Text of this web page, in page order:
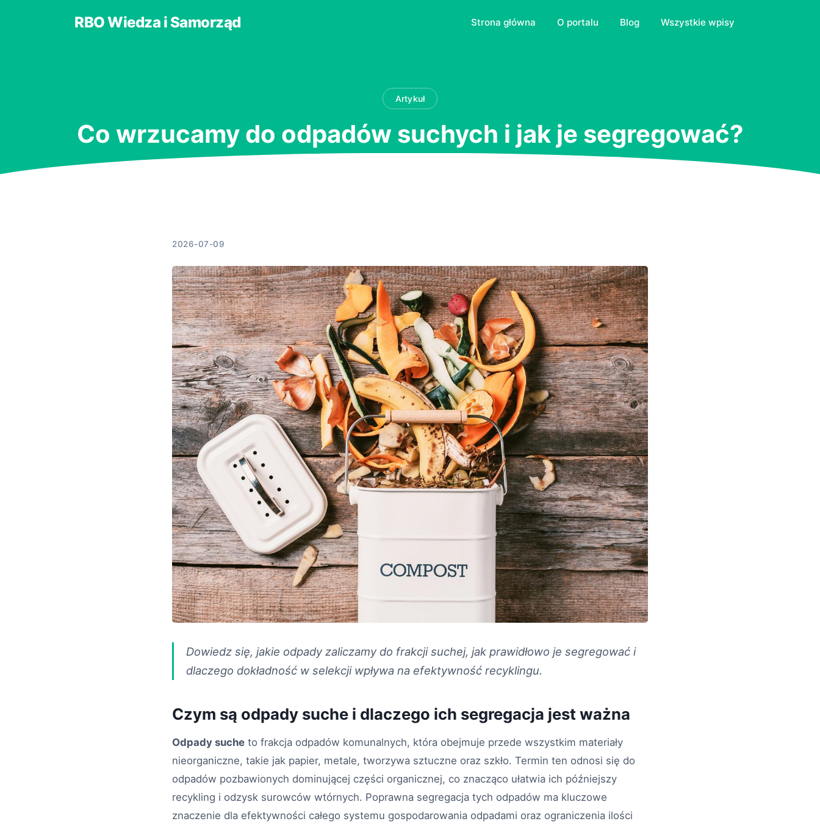
RBO Wiedza i Samorząd Strona główna O portalu Blog Wszystkie wpisy
Artykuł
Co wrzucamy do odpadów suchych i jak je segregować?
2026-07-09
Dowiedz się, jakie odpady zaliczamy do frakcji suchej, jak prawidłowo je segregować i
dlaczego dokładność w selekcji wpływa na efektywność recyklingu.
Czym są odpady suche i dlaczego ich segregacja jest ważna
Odpady suche to frakcja odpadów komunalnych, która obejmuje przede wszystkim materiały
nieorganiczne, takie jak papier, metale, tworzywa sztuczne oraz szkło. Termin ten odnosi się do
odpadów pozbawionych dominującej części organicznej, co znacząco ułatwia ich późniejszy
recykling i odzysk surowców wtórnych. Poprawna segregacja tych odpadów ma kluczowe
znaczenie dla efektywności całego systemu gospodarowania odpadami oraz ograniczenia ilości